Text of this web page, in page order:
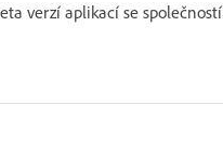
verzí aplikací se společností